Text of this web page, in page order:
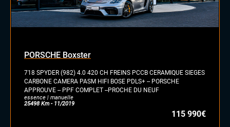
électrique
GPL
autre
PORSCHE Boxster
718 SPYDER (982) 4.0 420 CH FREINS PCCB CERAMIQUE SIEGES
CARBONE CAMERA PASM HIFI BOSE PDLS+ -- PORSCHE
APPROUVE -- PPF COMPLET --PROCHE DU NEUF
essence | manuelle
25498 Km - 11/2019
115 990€